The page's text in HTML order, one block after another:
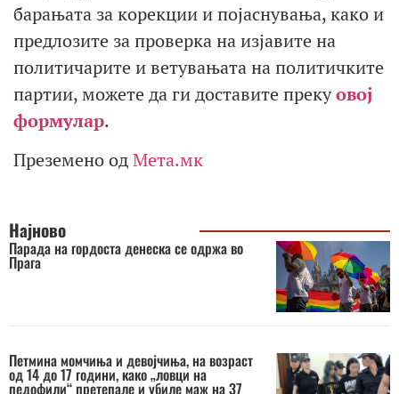
барањата за корекции и појаснувања, како и
предлозите за проверка на изјавите на
политичарите и ветувањата на политичките
партии, можете да ги доставите прекуовој
формулар.
Преземено одМета.мк
Најново
Парада на гордоста денеска се одржа во
Прага
Петмина момчиња и девојчиња, на возраст
од 14 до 17 години, како „ловци на
педофили“ претепале и убиле маж на 37